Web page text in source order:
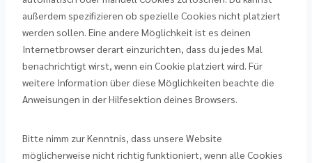
außerdem spezifizieren ob spezielle Cookies nicht platziert
werden sollen. Eine andere Möglichkeit ist es deinen
Internetbrowser derart einzurichten, dass du jedes Mal
benachrichtigt wirst, wenn ein Cookie platziert wird. Für
weitere Information über diese Möglichkeiten beachte die
Anweisungen in der Hilfesektion deines Browsers.
Bitte nimm zur Kenntnis, dass unsere Website
möglicherweise nicht richtig funktioniert, wenn alle Cookies